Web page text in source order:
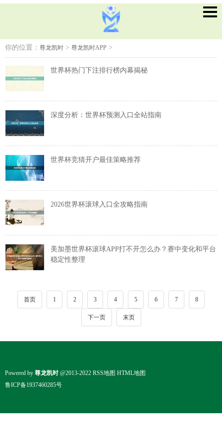
你的位置： 尊龙凯时 > 尊龙凯时APP >
世界杯热门下注排行榜内幕揭秘
深度分析：世界杯预测入口全站指南
世界杯竞猜开户最佳策略推荐
2026世界杯滚球入口全攻略指南
美加墨世界杯滚球APP打不开怎么办？赛中变化和平台
稳定性整理
首页 1 2 3 4 5 6 7 8
下一页 末页
Powered by 尊龙凯时@2013-2022 RSS地图 HTML地图
鲁ICP备1937460285号